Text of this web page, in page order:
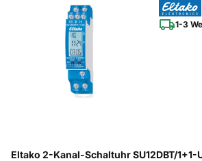
1-3
Eltako 2-Kanal-Schaltuhr SU12DBT/1+1-